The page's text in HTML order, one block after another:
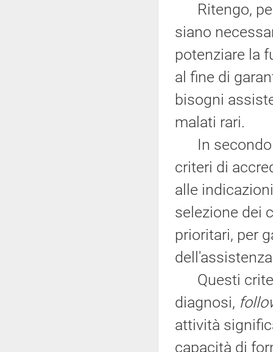
Ritengo,
siano
potenziare la
al fine di
bisogni
malati rari.
In secondo
criteri di
alle
selezione dei
prioritari, per
Questi
diagnosi,
attività
capacità di